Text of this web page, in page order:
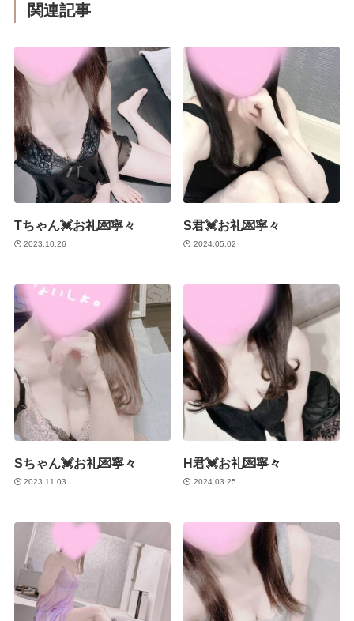
関連記事
Tちゃん💓お礼💌寧々
2023.10.26
S君💓お礼💌寧々
2024.05.02
Sちゃん💓お礼💌寧々
2023.11.03
H君💓お礼💌寧々
2024.03.25